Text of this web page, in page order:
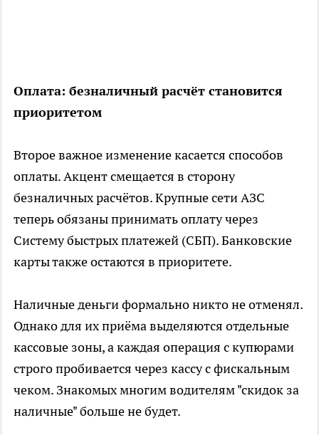
Оплата: безналичный расчёт становится
приоритетом
Второе важное изменение касается способов
оплаты. Акцент смещается в сторону
безналичных расчётов. Крупные сети АЗС
теперь обязаны принимать оплату через
Систему быстрых платежей (СБП). Банковские
карты также остаются в приоритете.
Наличные деньги формально никто не отменял.
Однако для их приёма выделяются отдельные
кассовые зоны, а каждая операция с купюрами
строго пробивается через кассу с фискальным
чеком. Знакомых многим водителям "скидок за
наличные" больше не будет.